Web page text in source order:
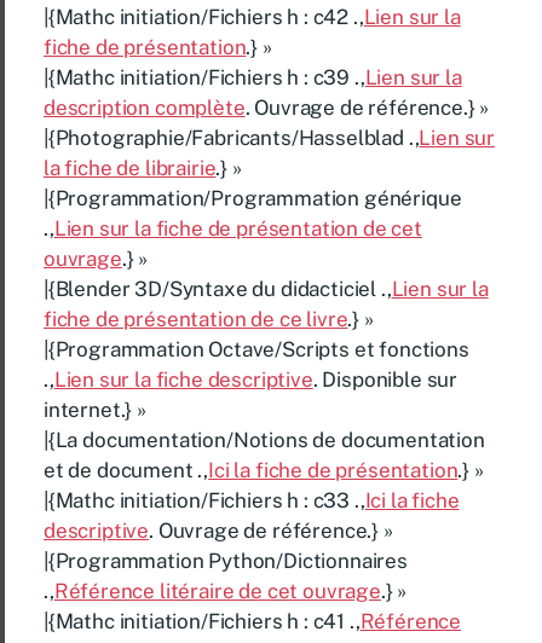
|{Mathc initiation/Fichiers h : c42 .,Lien sur la
fiche de présentation.} »
|{Mathc initiation/Fichiers h : c39 .,Lien sur la
description complète. Ouvrage de référence.} »
|{Photographie/Fabricants/Hasselblad .,Lien sur
la fiche de librairie.} »
|{Programmation/Programmation générique
.,Lien sur la fiche de présentation de cet
ouvrage.} »
|{Blender 3D/Syntaxe du didacticiel .,Lien sur la
fiche de présentation de ce livre.} »
|{Programmation Octave/Scripts et fonctions
.,Lien sur la fiche descriptive. Disponible sur
internet.} »
|{La documentation/Notions de documentation
et de document .,Ici la fiche de présentation.} »
|{Mathc initiation/Fichiers h : c33 .,Ici la fiche
descriptive. Ouvrage de référence.} »
|{Programmation Python/Dictionnaires
.,Référence litéraire de cet ouvrage.} »
|{Mathc initiation/Fichiers h : c41 .,Référence